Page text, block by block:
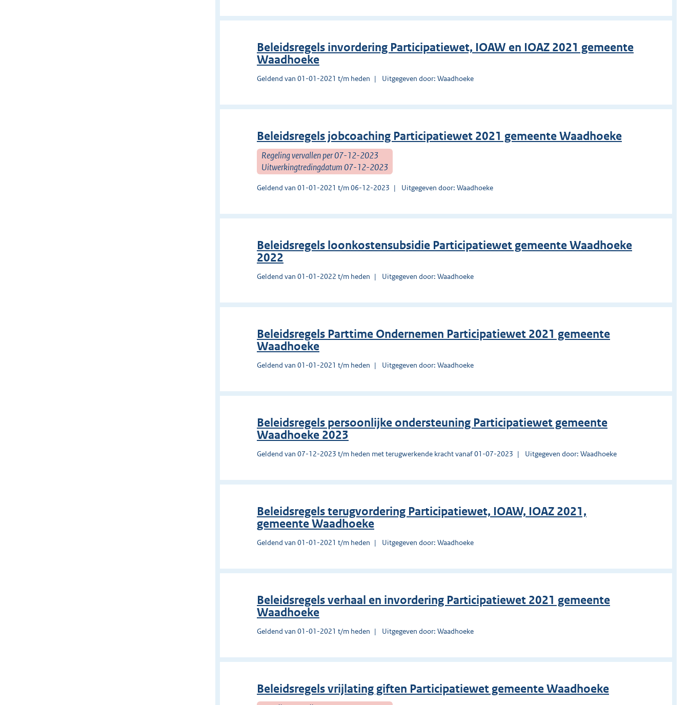
Beleidsregels invordering Participatiewet, IOAW en IOAZ 2021 gemeente
Waadhoeke
Geldend van 01-01-2021 t/m heden Uitgegeven door: Waadhoeke
Beleidsregels jobcoaching Participatiewet 2021 gemeente Waadhoeke
Regeling vervallen per 07-12-2023
Uitwerkingtredingdatum 07-12-2023
Geldend van 01-01-2021 t/m 06-12-2023 Uitgegeven door: Waadhoeke
Beleidsregels loonkostensubsidie Participatiewet gemeente Waadhoeke
2022
Geldend van 01-01-2022 t/m heden Uitgegeven door: Waadhoeke
Beleidsregels Parttime Ondernemen Participatiewet 2021 gemeente
Waadhoeke
Geldend van 01-01-2021 t/m heden Uitgegeven door: Waadhoeke
Beleidsregels persoonlijke ondersteuning Participatiewet gemeente
Waadhoeke 2023
Geldend van 07-12-2023 t/m heden met terugwerkende kracht vanaf 01-07-2023 Uitgegeven door: Waadhoeke
Beleidsregels terugvordering Participatiewet, IOAW, IOAZ 2021,
gemeente Waadhoeke
Geldend van 01-01-2021 t/m heden Uitgegeven door: Waadhoeke
Beleidsregels verhaal en invordering Participatiewet 2021 gemeente
Waadhoeke
Geldend van 01-01-2021 t/m heden Uitgegeven door: Waadhoeke
Beleidsregels vrijlating giften Participatiewet gemeente Waadhoeke